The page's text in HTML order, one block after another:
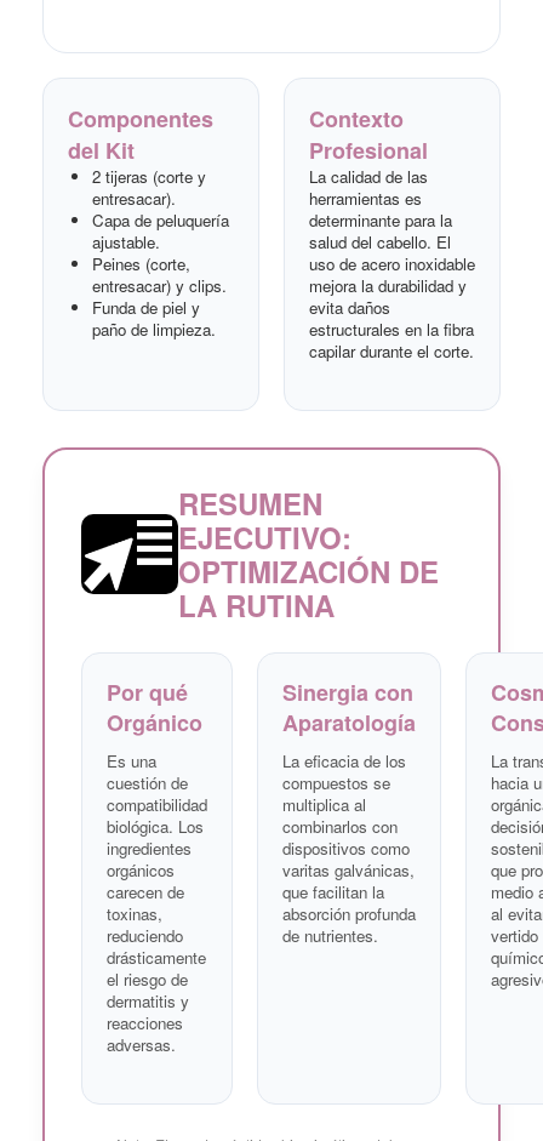
Componentes
del Kit
2 tijeras (corte y
entresacar).
Capa de peluquería
ajustable.
Peines (corte,
entresacar) y clips.
Funda de piel y
paño de limpieza.
Contexto
Profesional
La calidad de las
herramientas es
determinante para la
salud del cabello. El
uso de acero inoxidable
mejora la durabilidad y
evita daños
estructurales en la fibra
capilar durante el corte.
RESUMEN
EJECUTIVO:
OPTIMIZACIÓN DE
LA RUTINA
Por qué
Orgánico
Es una
cuestión de
compatibilidad
biológica. Los
ingredientes
orgánicos
carecen de
toxinas,
reduciendo
drásticamente
el riesgo de
dermatitis y
reacciones
adversas.
Sinergia con
Aparatología
La eficacia de los
compuestos se
multiplica al
combinarlos con
dispositivos como
varitas galvánicas,
que facilitan la
absorción profunda
de nutrientes.
La
hacia
que
medio
al
vertido